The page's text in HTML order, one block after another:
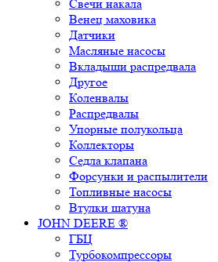
Свечи накала
Венец маховика
Датчики
Масляные насосы
Вкладыши распредвала
Другое
Коленвалы
Распредвалы
Упорные полукольца
Коллекторы
Седла клапана
Форсунки и распылители
Топливные насосы
Втулки шатуна
JOHN DEERE ®
ГБЦ
Турбокомпрессоры